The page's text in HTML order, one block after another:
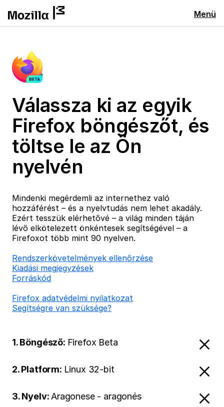
Menü
Válassza ki az egyik
Firefox böngészőt, és
töltse le az Ön
nyelvén
Mindenki megérdemli az internethez való
hozzáférést – és a nyelvtudás nem lehet akadály.
Ezért tesszük elérhetővé – a világ minden táján
lévő elkötelezett önkéntesek segítségével – a
Firefoxot több mint 90 nyelven.
Rendszerkövetelmények ellenőrzése
Kiadási megjegyzések
Forráskód
Firefox adatvédelmi nyilatkozat
Segítségre van szüksége?
1. Böngésző: Firefox Beta
2. Platform: Linux 32-bit
3. Nyelv: Aragonese - aragonés